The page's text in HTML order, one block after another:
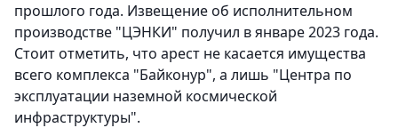
прошлого года. Извещение об исполнительном
производстве "ЦЭНКИ" получил в январе 2023 года.
Стоит отметить, что арест не касается имущества
всего комплекса "Байконур", а лишь "Центра по
эксплуатации наземной космической
инфраструктуры".